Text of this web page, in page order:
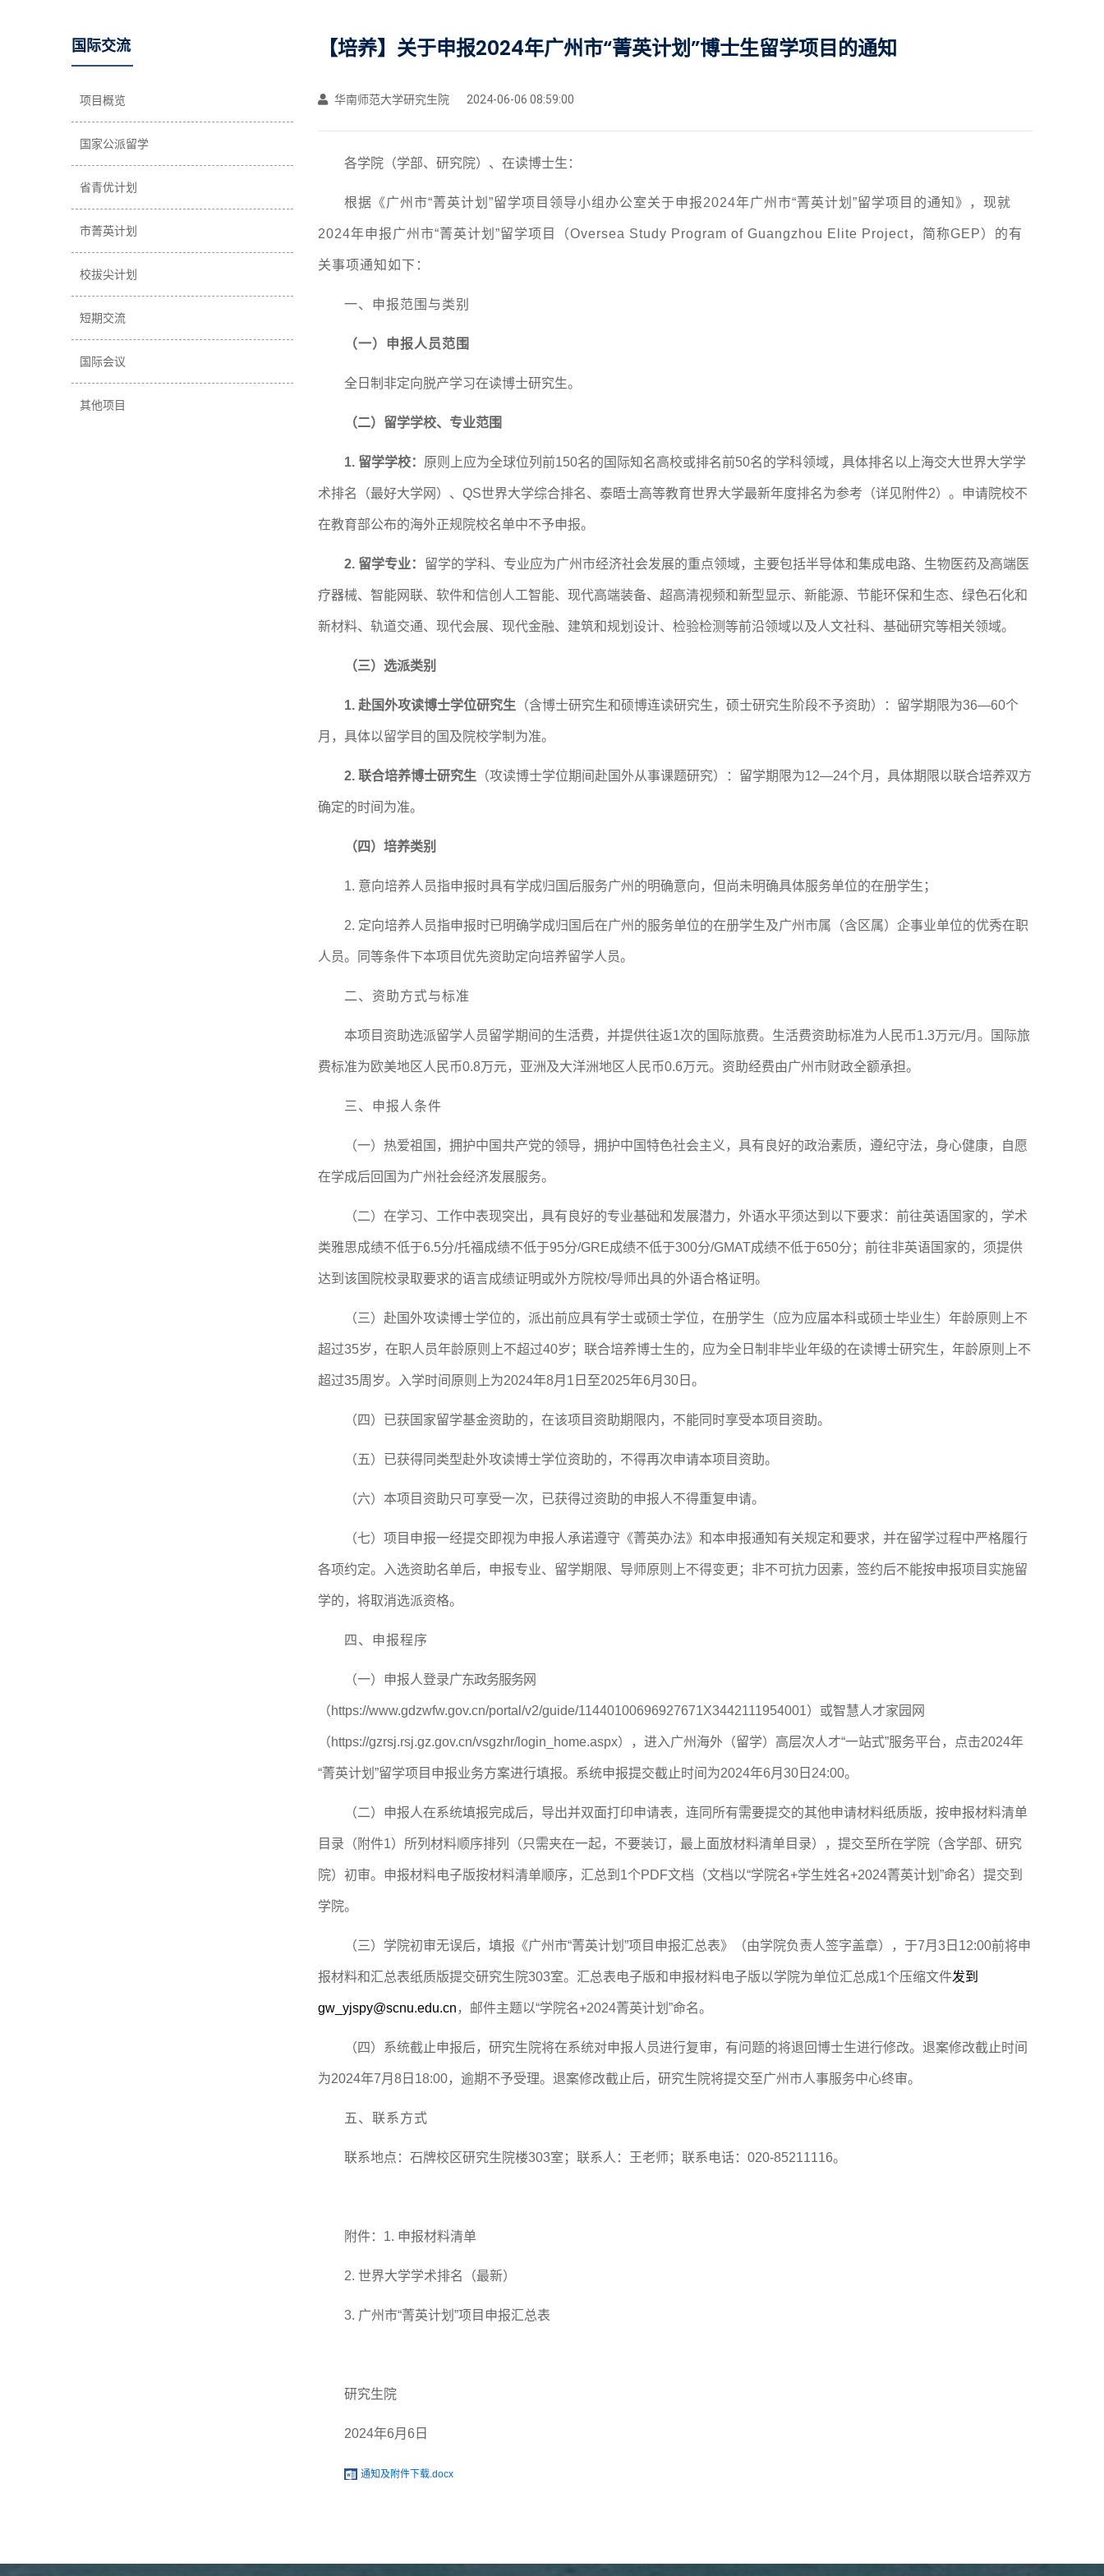
国际交流
项目概览
国家公派留学
省青优计划
市菁英计划
校拔尖计划
短期交流
国际会议
其他项目
【培养】关于申报2024年广州市“菁英计划”博士生留学项目的通知
华南师范大学研究生院 2024-06-06 08:59:00
各学院（学部、研究院）、在读博士生：
根据《广州市“菁英计划”留学项目领导小组办公室关于申报2024年广州市“菁英计划”留学项目的通知》，现就
2024年申报广州市“菁英计划”留学项目（Oversea Study Program of Guangzhou Elite Project，简称GEP）的有
关事项通知如下：
一、申报范围与类别
（一）申报人员范围
全日制非定向脱产学习在读博士研究生。
（二）留学学校、专业范围
1. 留学学校： 原则上应为全球位列前150名的国际知名高校或排名前50名的学科领域，具体排名以上海交大世界大学学
术排名（最好大学网）、QS世界大学综合排名、泰晤士高等教育世界大学最新年度排名为参考（详见附件2）。申请院校不
在教育部公布的海外正规院校名单中不予申报。
2. 留学专业： 留学的学科、专业应为广州市经济社会发展的重点领域，主要包括半导体和集成电路、生物医药及高端医
疗器械、智能网联、软件和信创人工智能、现代高端装备、超高清视频和新型显示、新能源、节能环保和生态、绿色石化和
新材料、轨道交通、现代会展、现代金融、建筑和规划设计、检验检测等前沿领域以及人文社科、基础研究等相关领域。
（三）选派类别
1. 赴国外攻读博士学位研究生 （含博士研究生和硕博连读研究生，硕士研究生阶段不予资助）：留学期限为36—60个
月，具体以留学目的国及院校学制为准。
2. 联合培养博士研究生 （攻读博士学位期间赴国外从事课题研究）：留学期限为12—24个月，具体期限以联合培养双方
确定的时间为准。
（四）培养类别
1. 意向培养人员指申报时具有学成归国后服务广州的明确意向，但尚未明确具体服务单位的在册学生；
2. 定向培养人员指申报时已明确学成归国后在广州的服务单位的在册学生及广州市属（含区属）企事业单位的优秀在职
人员。同等条件下本项目优先资助定向培养留学人员。
二、资助方式与标准
本项目资助选派留学人员留学期间的生活费，并提供往返1次的国际旅费。生活费资助标准为人民币1.3万元/月。国际旅
费标准为欧美地区人民币0.8万元，亚洲及大洋洲地区人民币0.6万元。资助经费由广州市财政全额承担。
三、申报人条件
（一）热爱祖国，拥护中国共产党的领导，拥护中国特色社会主义，具有良好的政治素质，遵纪守法，身心健康，自愿
在学成后回国为广州社会经济发展服务。
（二）在学习、工作中表现突出，具有良好的专业基础和发展潜力，外语水平须达到以下要求：前往英语国家的，学术
类雅思成绩不低于6.5分/托福成绩不低于95分/GRE成绩不低于300分/GMAT成绩不低于650分；前往非英语国家的，须提供
达到该国院校录取要求的语言成绩证明或外方院校/导师出具的外语合格证明。
（三）赴国外攻读博士学位的，派出前应具有学士或硕士学位，在册学生（应为应届本科或硕士毕业生）年龄原则上不
超过35岁，在职人员年龄原则上不超过40岁；联合培养博士生的，应为全日制非毕业年级的在读博士研究生，年龄原则上不
超过35周岁。入学时间原则上为2024年8月1日至2025年6月30日。
（四）已获国家留学基金资助的，在该项目资助期限内，不能同时享受本项目资助。
（五）已获得同类型赴外攻读博士学位资助的，不得再次申请本项目资助。
（六）本项目资助只可享受一次，已获得过资助的申报人不得重复申请。
（七）项目申报一经提交即视为申报人承诺遵守《菁英办法》和本申报通知有关规定和要求，并在留学过程中严格履行
各项约定。入选资助名单后，申报专业、留学期限、导师原则上不得变更；非不可抗力因素，签约后不能按申报项目实施留
学的，将取消选派资格。
四、申报程序
（一）申报人登录广东政务服务网
（https://www.gdzwfw.gov.cn/portal/v2/guide/11440100696927671X3442111954001）或智慧人才家园网
（https://gzrsj.rsj.gz.gov.cn/vsgzhr/login_home.aspx），进入广州海外（留学）高层次人才“一站式”服务平台，点击2024年
“菁英计划”留学项目申报业务方案进行填报。 系统申报提交截止时间为2024年6月30日24:00。
（二）申报人在系统填报完成后，导出并双面打印申请表，连同所有需要提交的其他申请材料纸质版，按申报材料清单
目录（附件1）所列材料顺序排列（只需夹在一起，不要装订，最上面放材料清单目录），提交至所在学院（含学部、研究
院）初审。申报材料电子版按材料清单顺序，汇总到1个PDF文档（文档以“学院名+学生姓名+2024菁英计划”命名）提交到
学院。
（三）学院初审无误后，填报《广州市“菁英计划”项目申报汇总表》（由学院负责人签字盖章），于7月3日12:00前将申
报材料和汇总表纸质版提交研究生院303室。汇总表电子版和申报材料电子版以学院为单位汇总成1个压缩文件发到
gw_yjspy@scnu.edu.cn ，邮件主题以“学院名+2024菁英计划”命名。
（四）系统截止申报后，研究生院将在系统对申报人员进行复审，有问题的将退回博士生进行修改。退案修改截止时间
为2024年7月8日18:00，逾期不予受理。退案修改截止后，研究生院将提交至广州市人事服务中心终审。
五、联系方式
联系地点：石牌校区研究生院楼303室；联系人：王老师；联系电话：020-85211116。
附件：1. 申报材料清单
2. 世界大学学术排名（最新）
3. 广州市“菁英计划”项目申报汇总表
研究生院
2024年6月6日
通知及附件下载.docx